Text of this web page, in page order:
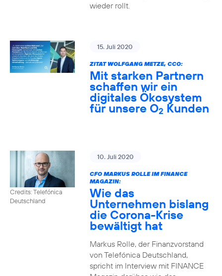
wieder rollt.
15. Juli 2020
ZITAT WOLFGANG METZE, CCO:
Mit starken Partnern
schaffen wir ein
digitales Ökosystem
für unsere O2 Kunden
Credits: Telefónica
Deutschland
10. Juli 2020
CFO MARKUS ROLLE IM FINANCE
MAGAZIN:
Wie das
Unternehmen bislang
die Corona-Krise
bewältigt hat
Markus Rolle, der Finanzvorstand
von Telefónica Deutschland,
spricht im Interview mit FINANCE